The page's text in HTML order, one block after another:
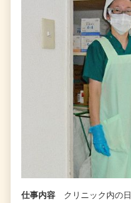
仕事内容
クリニック内の